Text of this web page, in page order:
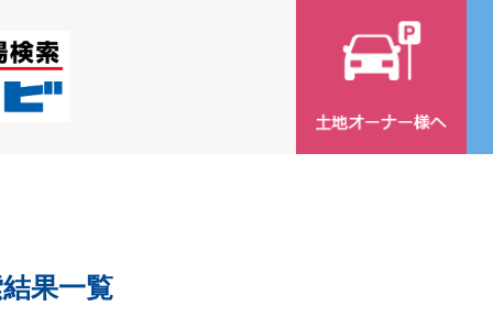
果一覧